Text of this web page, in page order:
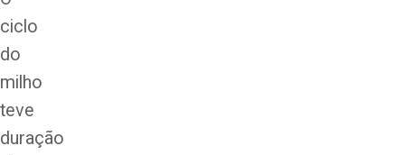
ciclo
do
milho
teve
duração